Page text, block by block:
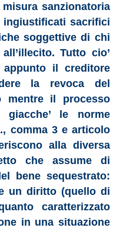
sanzionatoria
ingiustificati sacrifici
soggettive di chi
Tutto cio’
appunto il creditore
la revoca del
mentre il processo
giacche’ le norme
comma 3 e articolo
alla diversa
che assume di
bene sequestrato:
un diritto (quello di
caratterizzato
in una situazione